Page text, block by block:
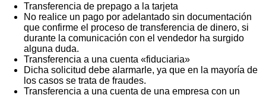
Transferencia de prepago a la tarjeta
No realice un pago por adelantado sin documentación
que confirme el proceso de transferencia de dinero, si
durante la comunicación con el vendedor ha surgido
alguna duda.
Transferencia a una cuenta «fiduciaria»
Dicha solicitud debe alarmarle, ya que en la mayoría de
los casos se trata de fraudes.
Transferencia a una cuenta de una empresa con un